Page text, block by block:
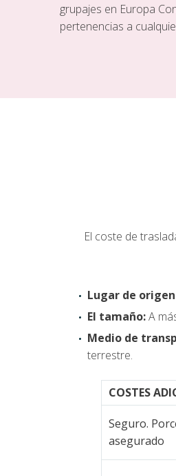
grupajes en Europa
pertenencias a
El coste de
Lugar de
El tamaño:A
Medio de
terrestre.
COSTES
Seguro.
asegurado